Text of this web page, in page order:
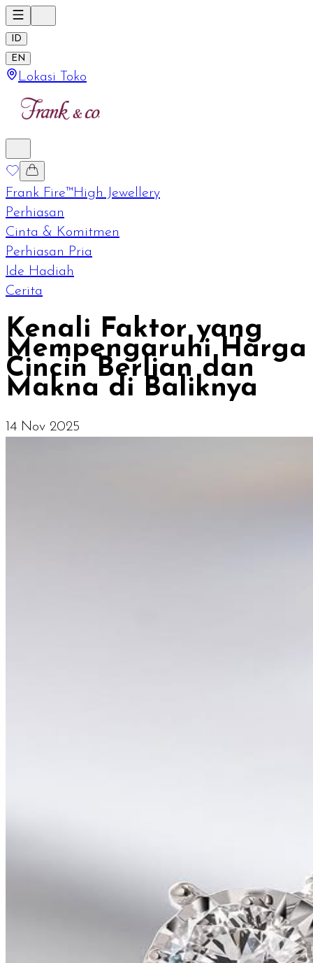
ID
EN
Lokasi Toko
Frank Fire™High Jewellery
Perhiasan
Cinta & Komitmen
Perhiasan Pria
Ide Hadiah
Cerita
Kenali Faktor yang
Mempengaruhi Harga
Cincin Berlian dan
Makna di Baliknya
14 Nov 2025